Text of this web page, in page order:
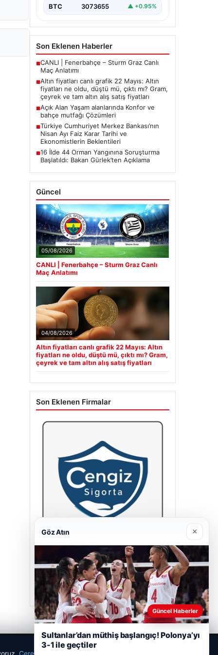
BTC 3073655 ▲ +0.95%
Son Eklenen Haberler
■CANLI | Fenerbahçe – Sturm Graz Canlı
Maç Anlatımı
■Altın fiyatları canlı grafik 22 Mayıs: Altın
fiyatları ne oldu, düştü mü, çıktı mı? Gram,
çeyrek ve tam altın alış satış fiyatları
■Açık Alan Yaşam alanlarında Konfor ve
bahçe mutfağı Çözümleri
■Türkiye Cumhuriyet Merkez Bankası’nın
Nisan Ayı Faiz Karar Tarihi ve
Ekonomistlerin Beklentileri
■16 İlde 44 Orman Yangınına Soruşturma
Başlatıldı: Bakan Gürlek’ten Açıklama
Güncel
05/08/2026
CANLI | Fenerbahçe – Sturm Graz Canlı
Maç Anlatımı
04/08/2026
Altın fiyatları canlı grafik 22 Mayıs: Altın
fiyatları ne oldu, düştü mü, çıktı mı? Gram,
çeyrek ve tam altın alış satış fiyatları
Son Eklenen Firmalar
Cengiz Sigorta
23/06/2026
Çerez Politikamız
Göz Atın ×
Güncel Haberler
Sultanlar’dan müthiş başlangıç! Polonya’yı
3-1 ile geçtiler